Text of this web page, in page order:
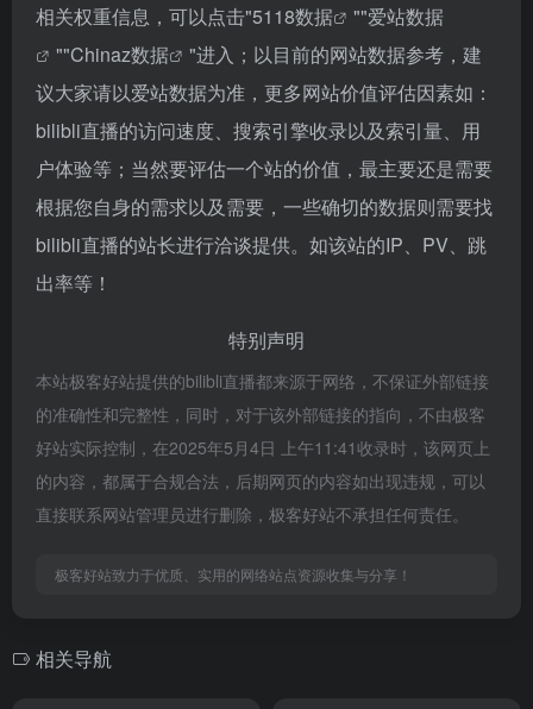
相关权重信息，可以点击"5118数据 ""爱站数据
""Chinaz数据
"进入；以目前的网站数据参考，建
议大家请以爱站数据为准，更多网站价值评估因素如：
bilibli直播的访问速度、搜索引擎收录以及索引量、用
户体验等；当然要评估一个站的价值，最主要还是需要
根据您自身的需求以及需要，一些确切的数据则需要找
bilibli直播的站长进行洽谈提供。如该站的IP、PV、跳
出率等！
特别声明
本站极客好站提供的bilibli直播都来源于网络，不保证外部链接
的准确性和完整性，同时，对于该外部链接的指向，不由极客
好站实际控制，在2025年5月4日 上午11:41收录时，该网页上
的内容，都属于合规合法，后期网页的内容如出现违规，可以
直接联系网站管理员进行删除，极客好站不承担任何责任。
极客好站致力于优质、实用的网络站点资源收集与分享！
相关导航